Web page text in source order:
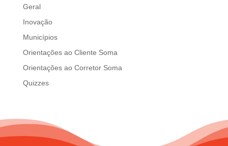
Geral
Inovação
Municípios
Orientações ao Cliente Soma
Orientações ao Corretor Soma
Quizzes